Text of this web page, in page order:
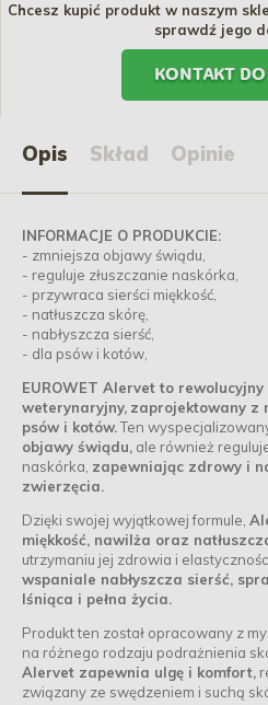
Chcesz kupić produkt w naszym
sprawdź jego
KONTAKT
Opis Skład Opinie
INFORMACJE O PRODUKCIE:
- zmniejsza objawy świądu,
- reguluje złuszczanie naskórka,
- przywraca sierści miękkość,
- natłuszcza skórę,
- nabłyszcza sierść,
- dla psów i kotów,
EUROWET Alervet to
weterynaryjny, zaprojektowany z
psów i kotów.Ten
objawy świądu, ale również
naskórka, zapewniając zdrowy i
zwierzęcia.
Dzięki swojej wyjątkowej formule,
miękkość, nawilża oraz
utrzymaniu jej zdrowia i
wspaniale nabłyszcza sierść,
lśniąca i pełna życia.
Produkt ten został opracowany z
na różnego rodzaju podrażnienia
Alervet zapewnia ulgę i komfort,
związany ze swędzeniem i suchą